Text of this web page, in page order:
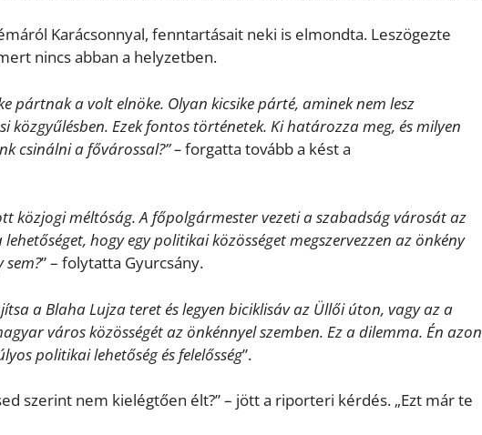
Karácsonnyal, fenntartásait neki is elmondta. Leszögezte
nincs abban a helyzetben.
pártnak a volt elnöke. Olyan kicsike párté, aminek nem lesz
Ezek fontos történetek. Ki határozza meg, és milyen
csinálni a fővárossal?” –forgatta tovább a kést a
közjogi méltóság. A főpolgármester vezeti a szabadság városát az
hogy egy politikai közösséget megszervezzen az önkény
” – folytatta Gyurcsány.
a Blaha Lujza teret és legyen biciklisáv az Üllői úton, vagy az a
város közösségét az önkénnyel szemben. Ez a dilemma. Én azon
politikai lehetőség és felelősség”.
szerint nem kielégtően élt?” – jött a riporteri kérdés. „Ezt már te